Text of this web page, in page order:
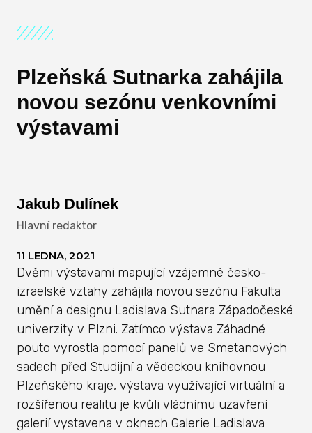
Plzeňská Sutnarka zahájila
novou sezónu venkovními
výstavami
Jakub Dulínek
Hlavní redaktor
11 LEDNA, 2021
Dvěmi výstavami mapující vzájemné česko-
izraelské vztahy zahájila novou sezónu Fakulta
umění a designu Ladislava Sutnara Západočeské
univerzity v Plzni. Zatímco výstava Záhadné
pouto vyrostla pomocí panelů ve Smetanových
sadech před Studijní a vědeckou knihovnou
Plzeňského kraje, výstava využívající virtuální a
rozšířenou realitu je kvůli vládnímu uzavření
galerií vystavena v oknech Galerie Ladislava